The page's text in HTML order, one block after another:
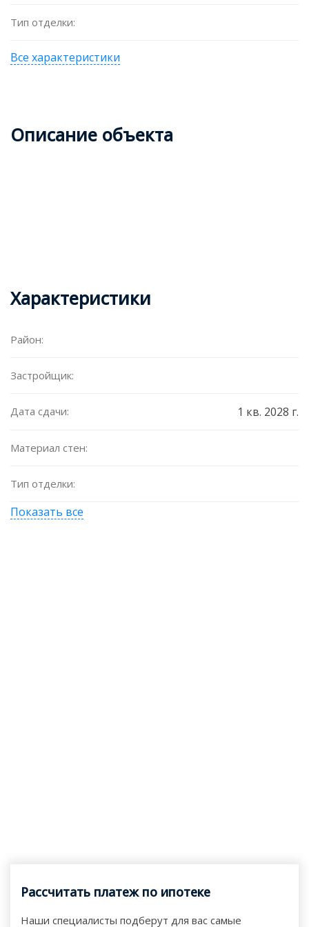
Тип отделки:
Все характеристики
Описание объекта
Характеристики
Район:
Застройщик:
Дата сдачи: 1 кв. 2028 г.
Материал стен:
Тип отделки:
Показать все
Рассчитать платеж по ипотеке
Наши специалисты подберут для вас самые